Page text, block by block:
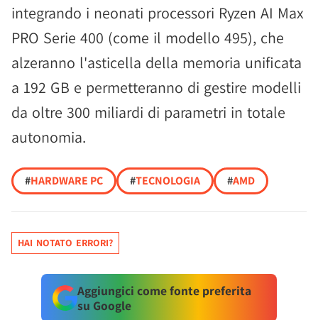
integrando i neonati processori Ryzen AI Max
PRO Serie 400 (come il modello 495), che
alzeranno l'asticella della memoria unificata
a 192 GB e permetteranno di gestire modelli
da oltre 300 miliardi di parametri in totale
autonomia.
#HARDWARE PC #TECNOLOGIA #AMD
HAI NOTATO ERRORI?
Aggiungici come fonte preferita
su Google